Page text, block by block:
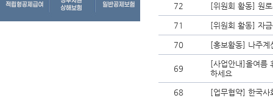
72 [위원회 활동] 원
71 [위원회 활동] 자
70 [홍보활동] 나주계
69
[사업안내]올여름
하세요
68 [업무협약] 한국